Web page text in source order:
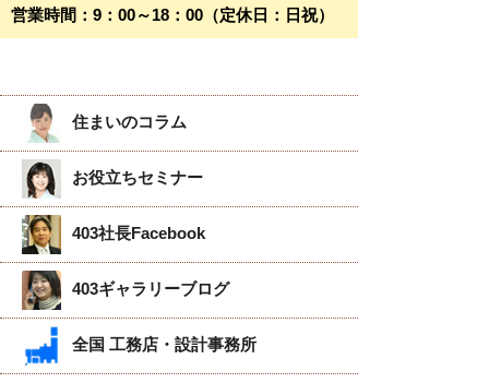
営業時間：9：00～18：00（定休日：日祝）
住まいのコラム
お役立ちセミナー
403社長Facebook
403ギャラリーブログ
全国 工務店・設計事務所